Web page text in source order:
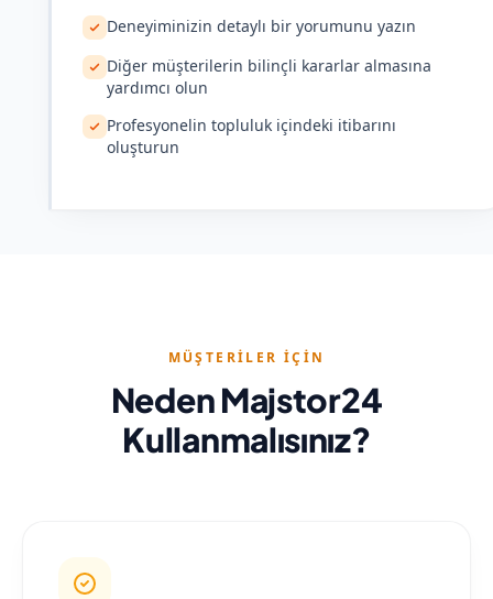
Deneyiminizin detaylı bir yorumunu yazın
Diğer müşterilerin bilinçli kararlar almasına
yardımcı olun
Profesyonelin topluluk içindeki itibarını
oluşturun
MÜŞTERILER İÇIN
Neden Majstor24
Kullanmalısınız?